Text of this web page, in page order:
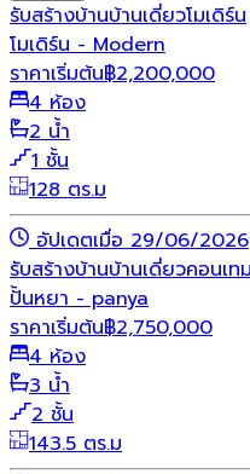
รับสร้างบ้านบ้านเดี่ยวโมเดิร์น
โมเดิร์น - Modern
ราคาเริ่มต้น฿2,200,000
4 ห้อง
2 น้ำ
1 ชั้น
128 ตร.ม
อัปเดตเมื่อ 29/06/2026
รับสร้างบ้านบ้านเดี่ยวคอนเท
ปั้นหยา - panya
ราคาเริ่มต้น฿2,750,000
4 ห้อง
3 น้ำ
2 ชั้น
143.5 ตร.ม